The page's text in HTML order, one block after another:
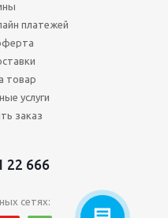
платежей
товар
услуги
заказ
22 666
сетях: